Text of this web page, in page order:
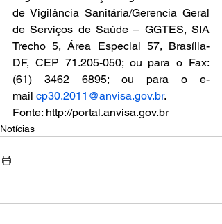
de Vigilância Sanitária/Gerencia Geral
de Serviços de Saúde – GGTES, SIA
Trecho 5, Área Especial 57, Brasília-
DF, CEP 71.205-050; ou para o Fax:
(61) 3462 6895; ou para o e-
mail cp30.2011@anvisa.gov.br.
Fonte: http://portal.anvisa.gov.br
Notícias